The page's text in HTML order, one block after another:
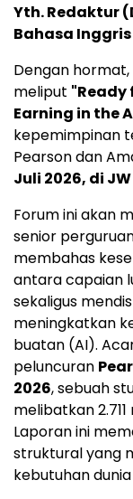
Yth. Redaktur
Bahasa
Dengan
meliput "Ready
Earning in the
kepemimpinan
Pearson dan
Juli 2026, di
Forum ini akan
senior
membahas
antara capaian
sekaligus
meningkatkan
buatan (AI).
peluncuran
2026, sebuah
melibatkan
Laporan ini
struktural yang
kebutuhan dunia